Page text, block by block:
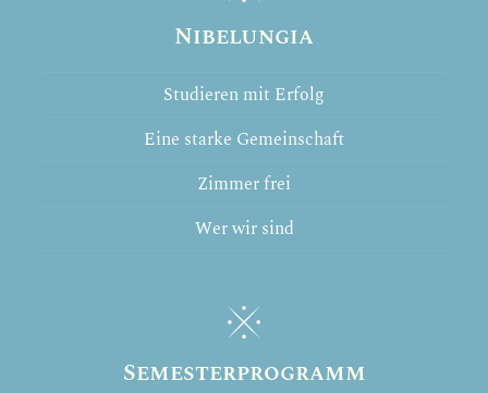
Nibelungia
Studieren mit Erfolg
Eine starke Gemeinschaft
Zimmer frei
Wer wir sind
Semesterprogramm